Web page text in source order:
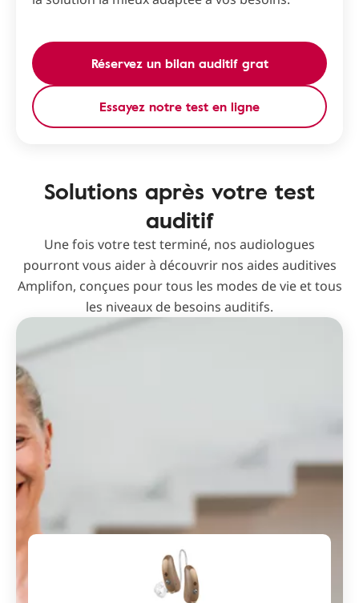
Réservez un bilan auditif grat
Essayez notre test en ligne
Solutions après votre test
auditif
Une fois votre test terminé, nos audiologues
pourront vous aider à découvrir nos aides auditives
Amplifon, conçues pour tous les modes de vie et tous
les niveaux de besoins auditifs.